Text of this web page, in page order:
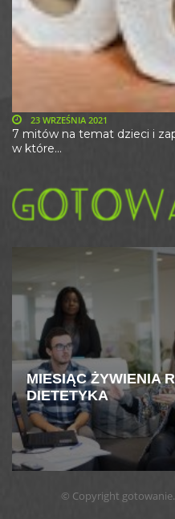
7 mitów na temat dzieci i
w które...
23 WRZEŚNIA 2021
MIESIĄC ŻYWIENIA
DIETETYKA
© Copyright